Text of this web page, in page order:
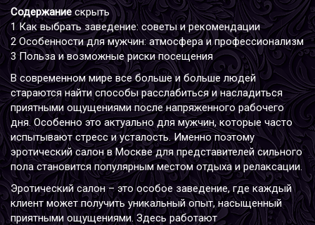
Содержание скрыть
1 Как выбрать заведение: советы и рекомендации
2 Особенности для мужчин: атмосфера и профессионализм
3 Польза и возможные риски посещения
В современном мире все больше и больше людей
стараются найти способы расслабиться и насладиться
приятными ощущениями после напряженного рабочего
дня. Особенно это актуально для мужчин, которые часто
испытывают стресс и усталость. Именно поэтому
эротический салон в Москве для представителей сильного
пола становится популярным местом отдыха и релаксации.
Эротический салон – это особое заведение, где каждый
клиент может получить уникальный опыт, насыщенный
приятными ощущениями. Здесь работают